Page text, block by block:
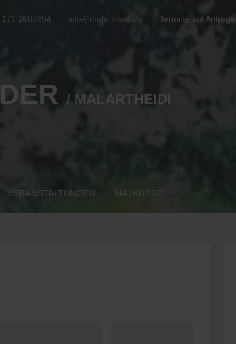
171 2607694 info@malartheidi.de Termine auf Anfrage
/ MALARTHEIDI
VERANSTALTUNGEN MALKURSE